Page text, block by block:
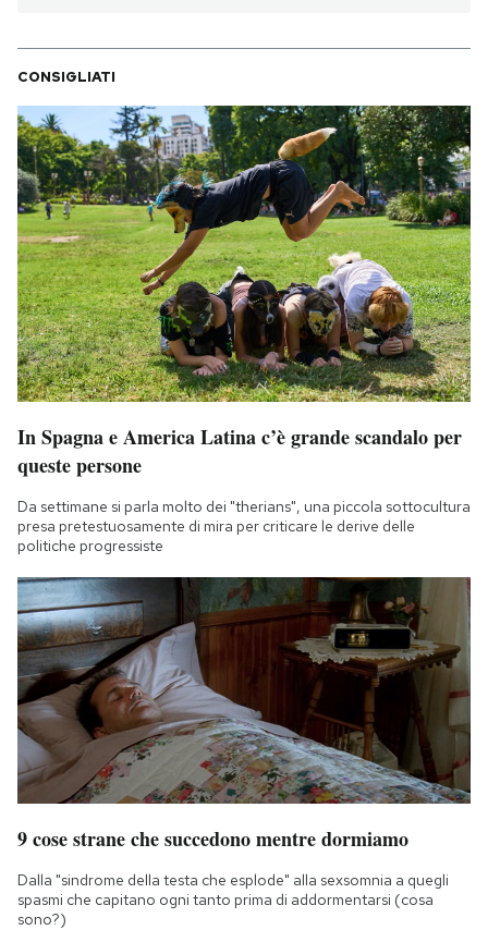
CONSIGLIATI
In Spagna e America Latina c’è grande scandalo per
queste persone
Da settimane si parla molto dei "therians", una piccola sottocultura
presa pretestuosamente di mira per criticare le derive delle
politiche progressiste
9 cose strane che succedono mentre dormiamo
Dalla "sindrome della testa che esplode" alla sexsomnia a quegli
spasmi che capitano ogni tanto prima di addormentarsi (cosa
sono?)